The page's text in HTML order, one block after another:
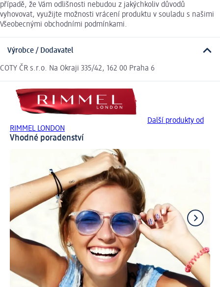
případě, že Vám odlišnosti nebudou z jakýchkoliv důvodů
vyhovovat, využijte možnosti vrácení produktu v souladu s našimi
Všeobecnými obchodními podmínkami.
Výrobce / Dodavatel
COTY ČR s.r.o. Na Okraji 335/42, 162 00 Praha 6
Další produkty od
RIMMEL LONDON
Vhodné poradenství